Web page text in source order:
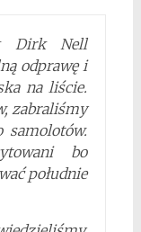
Dirk Nell
odprawę i
na liście.
zabraliśmy
samolotów.
bo
południe